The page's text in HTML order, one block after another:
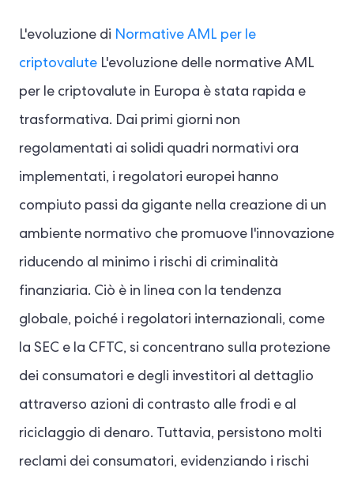
L'evoluzione di Normative AML per le
criptovalute L'evoluzione delle normative AML
per le criptovalute in Europa è stata rapida e
trasformativa. Dai primi giorni non
regolamentati ai solidi quadri normativi ora
implementati, i regolatori europei hanno
compiuto passi da gigante nella creazione di un
ambiente normativo che promuove l'innovazione
riducendo al minimo i rischi di criminalità
finanziaria. Ciò è in linea con la tendenza
globale, poiché i regolatori internazionali, come
la SEC e la CFTC, si concentrano sulla protezione
dei consumatori e degli investitori al dettaglio
attraverso azioni di contrasto alle frodi e al
riciclaggio di denaro. Tuttavia, persistono molti
reclami dei consumatori, evidenziando i rischi